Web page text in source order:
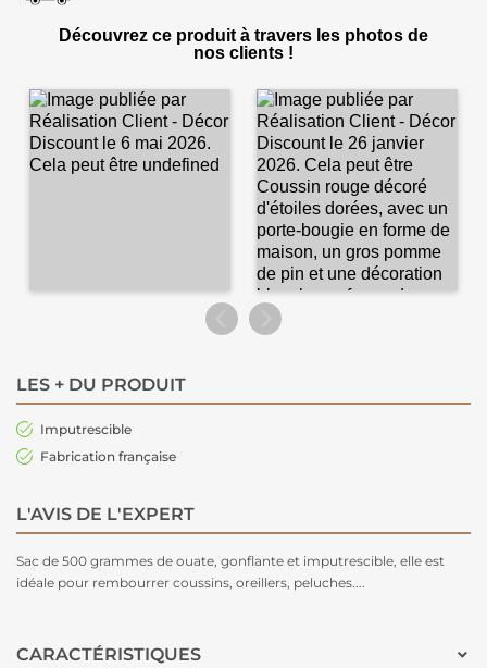
Découvrez ce produit à travers les photos de
nos clients !
LES + DU PRODUIT
Imputrescible
Fabrication française
L'AVIS DE L'EXPERT
Sac de 500 grammes de ouate, gonflante et imputrescible, elle est
idéale pour rembourrer coussins, oreillers, peluches....
CARACTÉRISTIQUES